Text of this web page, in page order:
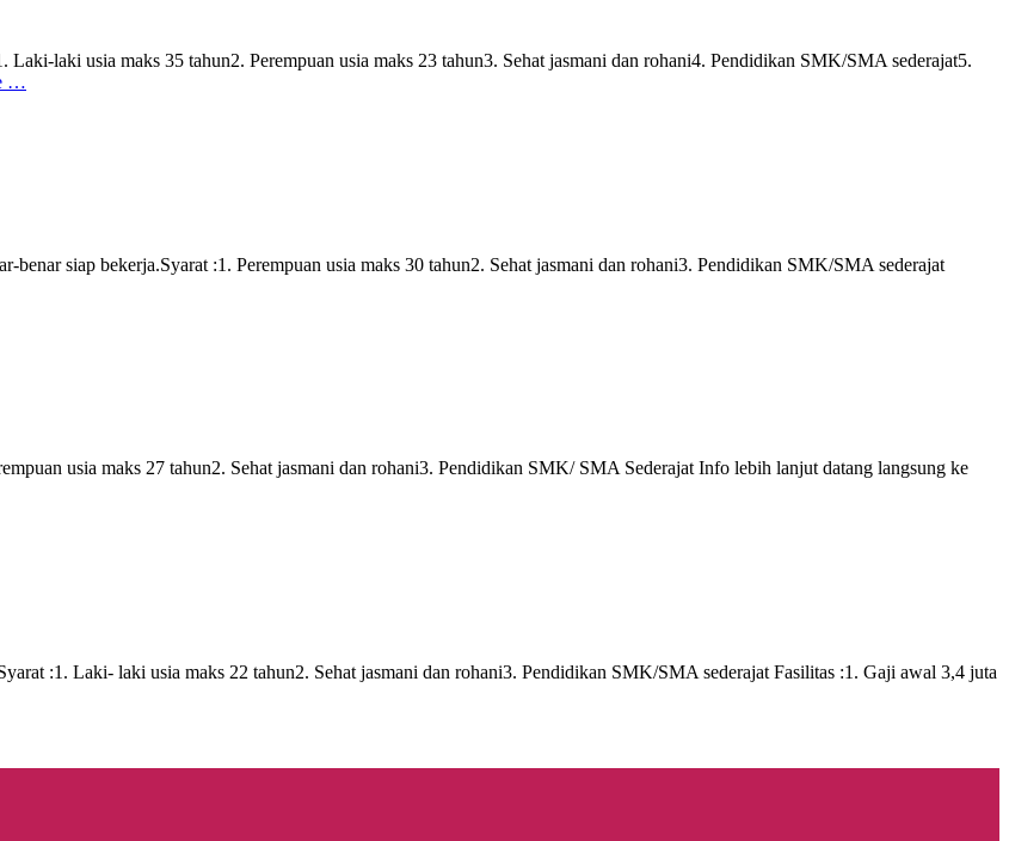
laki usia maks 35 tahun2. Perempuan usia maks 23 tahun3. Sehat jasmani dan rohani4. Pendidikan SMK/SMA sederajat5.
…
siap bekerja.Syarat :1. Perempuan usia maks 30 tahun2. Sehat jasmani dan rohani3. Pendidikan SMK/SMA sederajat
usia maks 27 tahun2. Sehat jasmani dan rohani3. Pendidikan SMK/ SMA Sederajat Info lebih lanjut datang langsung ke
:1. Laki- laki usia maks 22 tahun2. Sehat jasmani dan rohani3. Pendidikan SMK/SMA sederajat Fasilitas :1. Gaji awal 3,4 juta